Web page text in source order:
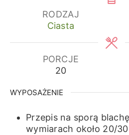
RODZAJ
Ciasta
PORCJE
20
WYPOSAŻENIE
Przepis na sporą
wymiarach około 20/